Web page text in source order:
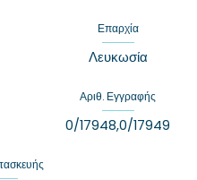
Επαρχία
Λευκωσία
Αριθ. Εγγραφής
0/17948,0/17949